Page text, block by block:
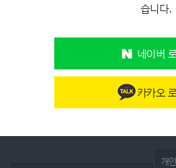
습니다.
네이버
카카오
개